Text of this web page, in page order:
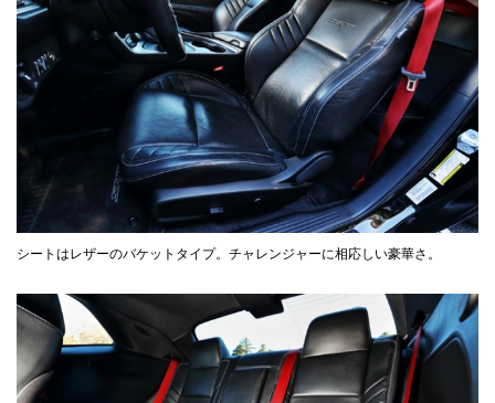
シートはレザーのバケットタイプ。チャレンジャーに相応しい豪華さ。